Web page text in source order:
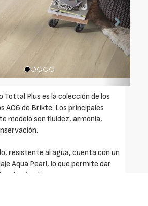
Tottal Plus es la colección de los
AC6 de Brikte. Los principales
modelo son fluidez, armonía,
resistente al agua, cuenta con un
Aqua Pearl, lo que permite dar
haciendo que no sean